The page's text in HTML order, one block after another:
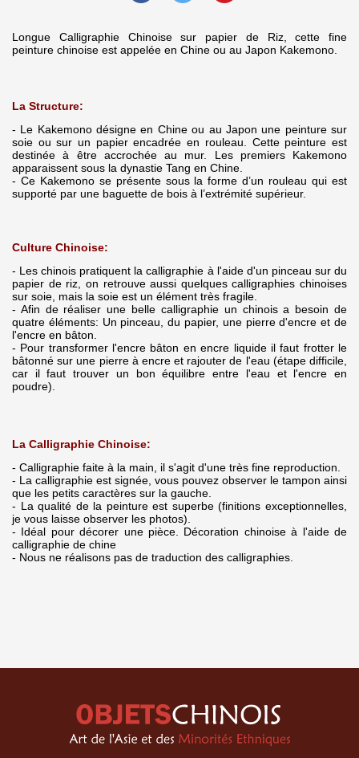
Longue Calligraphie Chinoise sur papier de Riz, cette fine
peinture chinoise est appelée en Chine ou au Japon Kakemono.
La Structure:
- Le Kakemono désigne en Chine ou au Japon une peinture sur
soie ou sur un papier encadrée en rouleau. Cette peinture est
destinée à être accrochée au mur. Les premiers Kakemono
apparaissent sous la dynastie Tang en Chine.
- Ce Kakemono se présente sous la forme d’un rouleau qui est
supporté par une baguette de bois à l’extrémité supérieur.
Culture Chinoise:
- Les chinois pratiquent la calligraphie à l'aide d'un pinceau sur du
papier de riz, on retrouve aussi quelques calligraphies chinoises
sur soie, mais la soie est un élément très fragile.
- Afin de réaliser une belle calligraphie un chinois a besoin de
quatre éléments: Un pinceau, du papier, une pierre d'encre et de
l'encre en bâton.
- Pour transformer l'encre bâton en encre liquide il faut frotter le
bâtonné sur une pierre à encre et rajouter de l'eau (étape difficile,
car il faut trouver un bon équilibre entre l'eau et l'encre en
poudre).
La Calligraphie Chinoise:
- Calligraphie faite à la main, il s'agit d'une très fine reproduction.
- La calligraphie est signée, vous pouvez observer le tampon ainsi
que les petits caractères sur la gauche.
- La qualité de la peinture est superbe (finitions exceptionnelles,
je vous laisse observer les photos).
- Idéal pour décorer une pièce. Décoration chinoise à l'aide de
calligraphie de chine
- Nous ne réalisons pas de traduction des calligraphies.